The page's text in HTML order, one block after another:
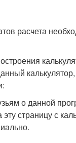
расчета
о данной
страницу с